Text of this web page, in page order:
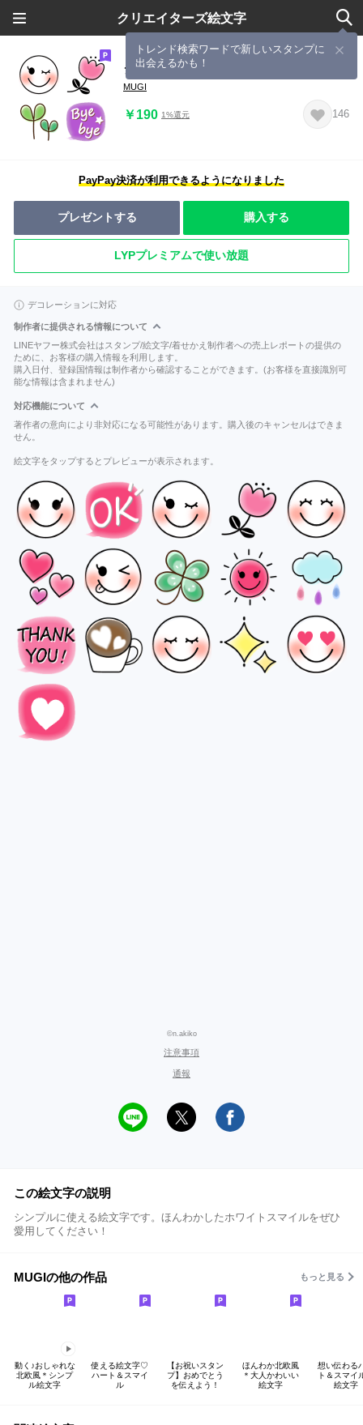
クリエイターズ絵文字
トレンド検索ワードで新しいスタンプに
出会えるかも！
シンプルスマイル♡絵文字
MUGI
￥190 1%還元 146
PayPay決済が利用できるようになりました
プレゼントする 購入する
LYPプレミアムで使い放題
デコレーションに対応
制作者に提供される情報について
LINEヤフー株式会社はスタンプ/絵文字/着せかえ制作者への売上レポートの提供の
ために、お客様の購入情報を利用します。
購入日付、登録国情報は制作者から確認することができます。(お客様を直接識別可
能な情報は含まれません)
対応機能について
著作者の意向により非対応になる可能性があります。購入後のキャンセルはできま
せん。
絵文字をタップするとプレビューが表示されます。
©n.akiko
注意事項
通報
この絵文字の説明
シンプルに使える絵文字です。ほんわかしたホワイトスマイルをぜひ
愛用してください！
MUGIの他の作品 もっと見る
動く♪おしゃれな
北欧風＊シンプ
ル絵文字
使える絵文字♡
ハート＆スマイ
ル
【お祝いスタン
プ】おめでとう
を伝えよう！
ほんわか北欧風
＊大人かわいい
絵文字
想い伝わる
ト＆スマイ
絵文字